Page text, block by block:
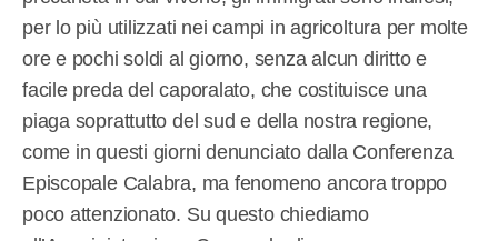
per lo più utilizzati nei campi in agricoltura per molte
ore e pochi soldi al giorno, senza alcun diritto e
facile preda del caporalato, che costituisce una
piaga soprattutto del sud e della nostra regione,
come in questi giorni denunciato dalla Conferenza
Episcopale Calabra, ma fenomeno ancora troppo
poco attenzionato. Su questo chiediamo